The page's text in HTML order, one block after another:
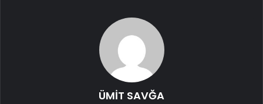
ÜMİT SAVĞA